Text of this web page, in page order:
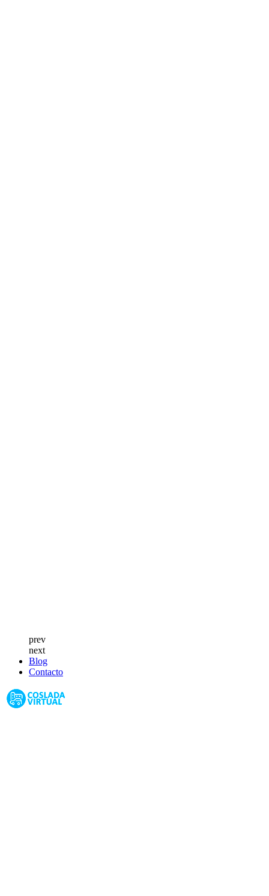
prev
next
Blog
Contacto